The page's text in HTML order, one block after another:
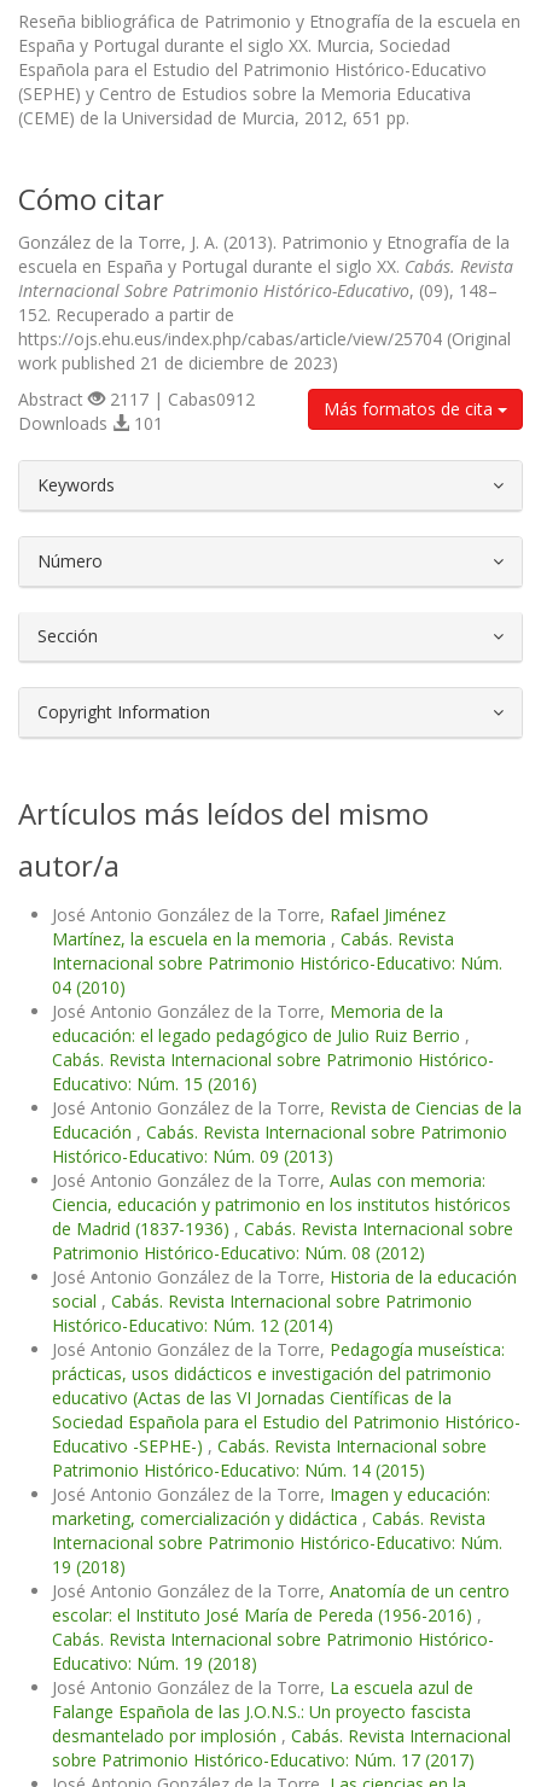
Reseña bibliográfica de Patrimonio y Etnografía de la escuela en
España y Portugal durante el siglo XX. Murcia, Sociedad
Española para el Estudio del Patrimonio Histórico-Educativo
(SEPHE) y Centro de Estudios sobre la Memoria Educativa
(CEME) de la Universidad de Murcia, 2012, 651 pp.
Cómo citar
González de la Torre, J. A. (2013). Patrimonio y Etnografía de la
escuela en España y Portugal durante el siglo XX. Cabás. Revista
Internacional Sobre Patrimonio Histórico-Educativo, (09), 148–
152. Recuperado a partir de
https://ojs.ehu.eus/index.php/cabas/article/view/25704 (Original
work published 21 de diciembre de 2023)
Más formatos de cita
Abstract
2117 | Cabas0912
Downloads
101
Keywords
Número
Sección
Copyright Information
Artículos más leídos del mismo
autor/a
José Antonio González de la Torre, Rafael Jiménez
Martínez, la escuela en la memoria , Cabás. Revista
Internacional sobre Patrimonio Histórico-Educativo: Núm.
04 (2010)
José Antonio González de la Torre, Memoria de la
educación: el legado pedagógico de Julio Ruiz Berrio ,
Cabás. Revista Internacional sobre Patrimonio Histórico-
Educativo: Núm. 15 (2016)
José Antonio González de la Torre, Revista de Ciencias de la
Educación , Cabás. Revista Internacional sobre Patrimonio
Histórico-Educativo: Núm. 09 (2013)
José Antonio González de la Torre, Aulas con memoria:
Ciencia, educación y patrimonio en los institutos históricos
de Madrid (1837-1936) , Cabás. Revista Internacional sobre
Patrimonio Histórico-Educativo: Núm. 08 (2012)
José Antonio González de la Torre, Historia de la educación
social , Cabás. Revista Internacional sobre Patrimonio
Histórico-Educativo: Núm. 12 (2014)
José Antonio González de la Torre, Pedagogía museística:
prácticas, usos didácticos e investigación del patrimonio
educativo (Actas de las VI Jornadas Científicas de la
Sociedad Española para el Estudio del Patrimonio Histórico-
Educativo -SEPHE-) , Cabás. Revista Internacional sobre
Patrimonio Histórico-Educativo: Núm. 14 (2015)
José Antonio González de la Torre, Imagen y educación:
marketing, comercialización y didáctica , Cabás. Revista
Internacional sobre Patrimonio Histórico-Educativo: Núm.
19 (2018)
José Antonio González de la Torre, Anatomía de un centro
escolar: el Instituto José María de Pereda (1956-2016) ,
Cabás. Revista Internacional sobre Patrimonio Histórico-
Educativo: Núm. 19 (2018)
José Antonio González de la Torre, La escuela azul de
Falange Española de las J.O.N.S.: Un proyecto fascista
desmantelado por implosión , Cabás. Revista Internacional
sobre Patrimonio Histórico-Educativo: Núm. 17 (2017)